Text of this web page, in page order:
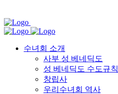
수녀회 소개
사부 성 베네딕도
성 베네딕도 수도규칙
창립사
우리수녀회 역사